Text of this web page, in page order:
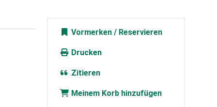
Vormerken
Drucken
Zitieren
Meinem Korb hinzufügen